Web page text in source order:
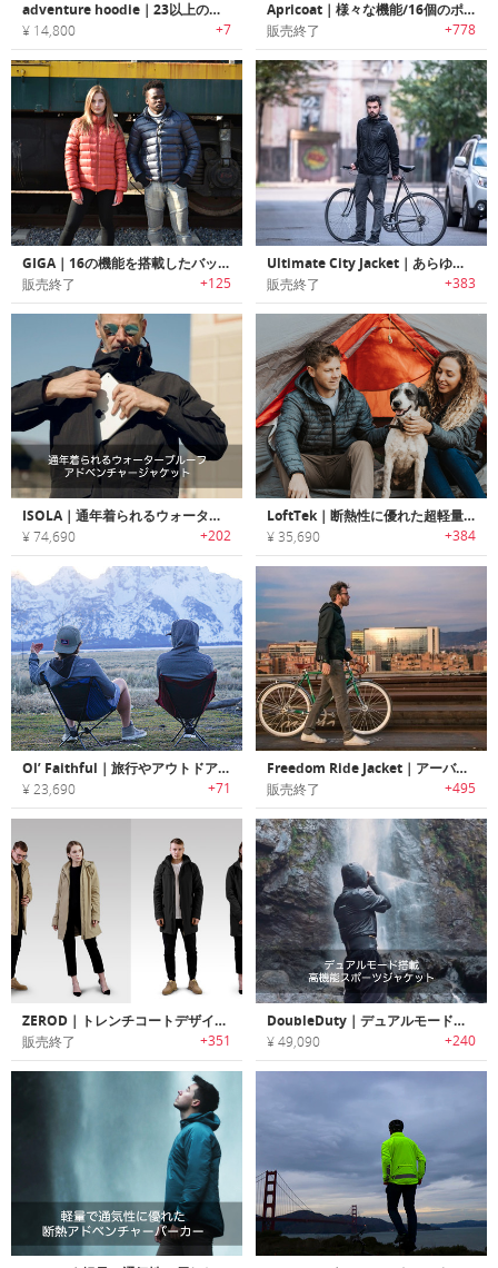
adventure hoodie｜23以上の機能を備えたアドベンチャーパーカー
¥ 14,800 +7
Apricoat｜様々な機能/16個のポケットを搭載したアドベンチャージャケット「アプリコート」
販売終了 +778
GIGA｜16の機能を搭載したバッグやクッションに変身する多機能トラベルジャケット「ギガ」
販売終了 +125
Ultimate City Jacket｜あらゆる天候・生活環境に適応する汎用性に優れた多機能ジャケット「ウルティメイトシティジャケット」
販売終了 +383
ISOLA｜通年着られるウォータープルーフアドベンチャージャケット
¥ 74,690 +202
LoftTek｜断熱性に優れた超軽量・ハイパフォーマンスアドベンチャージャケット「ロフテック」
¥ 35,690 +384
Ol’ Faithful｜旅行やアウトドアアドベンチャーに最適なオールシーズンフーディー「オ・フェイスフル」
¥ 23,690 +71
Freedom Ride Jacket｜アーバンサイクリングに最適な多機能ジャケット「フリーダムライド」
販売終了 +495
ZEROD｜トレンチコートデザイン多機能・ハイパフォーマンスジャケット「ゼロッド」
販売終了 +351
DoubleDuty｜デュアルモード搭載高機能スポーツジャケット
¥ 49,090 +240